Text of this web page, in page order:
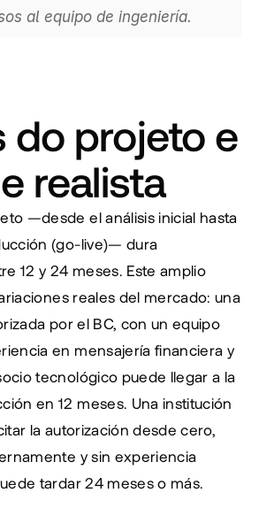
al equipo de ingeniería.
do projeto e
realista
—desde el análisis inicial hasta
(go-live)— dura
12 y 24 meses. Este amplio
reales del mercado: una
por el BC, con un equipo
en mensajería financiera y
tecnológico puede llegar a la
en 12 meses. Una institución
la autorización desde cero,
y sin experiencia
tardar 24 meses o más.